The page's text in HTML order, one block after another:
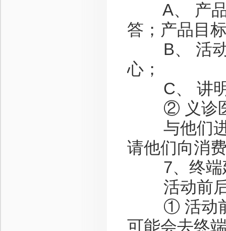
A、 产品
答；产品目
B、 活动
心；
C、 讲明
② 义诊
与他们进
请他们向消
7、终端
活动前后
① 活动前
可能会去终